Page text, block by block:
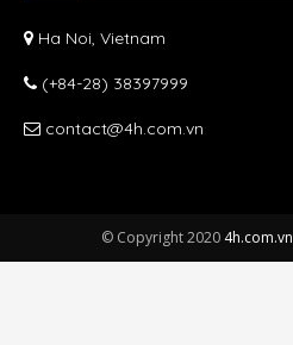
Ha Noi, Vietnam
(+84-28) 38397999
contact@4h.com.vn
© Copyright 2020 4h.com.vn